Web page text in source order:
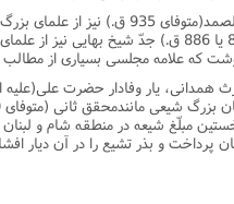
شماره هشتم و نهم
شماره دهم فصل‌نامه
پدر بزرگ شیخ بهایى، شیخ
شمس الدین محمد (متوفاى 876 یا 886 ق.)
که علامه مجلسى بسیارى از مطالب
همدانى، یار وفادار حضرت على(علیه
نخستین مبلّغ شیعه در منطقه شام و
پرداخت و بذر تشیع را در آن دیار